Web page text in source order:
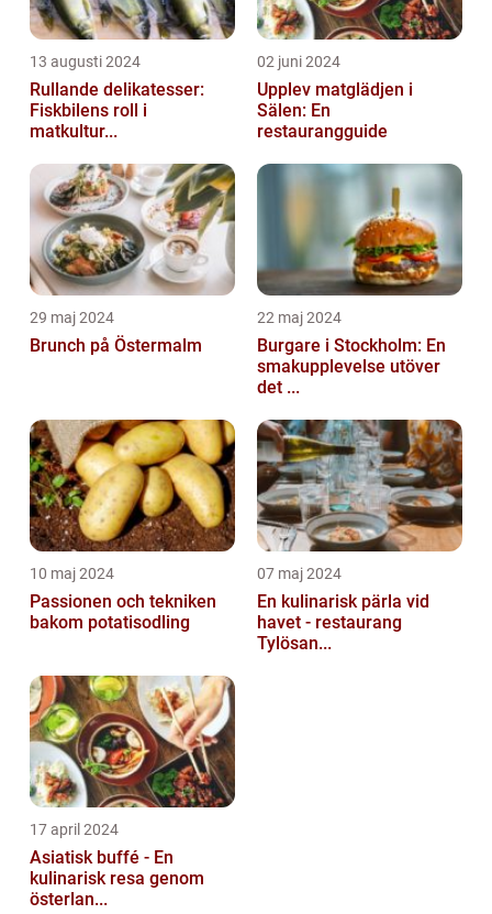
13 augusti 2024
Rullande delikatesser:
Fiskbilens roll i
matkultur...
02 juni 2024
Upplev matglädjen i
Sälen: En
restaurangguide
29 maj 2024
Brunch på Östermalm
22 maj 2024
Burgare i Stockholm: En
smakupplevelse utöver
det ...
10 maj 2024
Passionen och tekniken
bakom potatisodling
07 maj 2024
En kulinarisk pärla vid
havet - restaurang
Tylösan...
17 april 2024
Asiatisk buffé - En
kulinarisk resa genom
österlan...